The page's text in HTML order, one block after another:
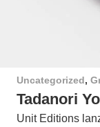
Uncategorized,
Tadanori
Unit Editions